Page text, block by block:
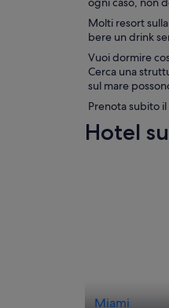
Molti resort
bere un drink
Vuoi dormire
Cerca una
sul mare
Prenota subito
Hotel
Miami